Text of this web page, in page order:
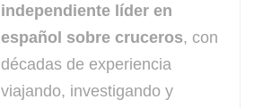
independiente líder en
español sobre cruceros, con
décadas de experiencia
viajando, investigando y